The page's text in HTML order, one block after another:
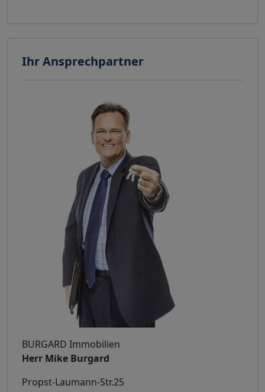
Ihr Ansprechpartner
BURGARD Immobilien
Herr Mike Burgard
Propst-Laumann-Str.25